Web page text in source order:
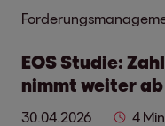
EOS Studie:
nimmt weiter ab
30.04.2026 4 Min.